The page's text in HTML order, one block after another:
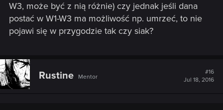
W3, może być z nią różnie) czy jednak jeśli dana
postać w W1-W3 ma możliwość np. umrzeć, to nie
pojawi się w przygodzie tak czy siak?
Rustine Mentor
#16
Jul 18, 2016